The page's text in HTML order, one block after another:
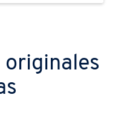
originales